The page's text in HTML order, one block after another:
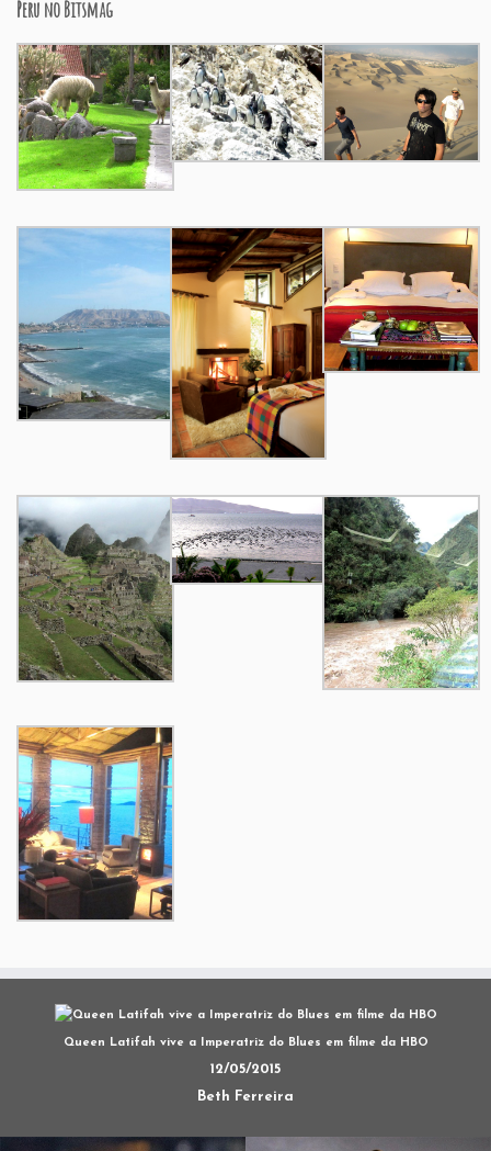
Peru no Bitsmag
Queen Latifah vive a Imperatriz do Blues em filme da HBO
12/05/2015
Beth Ferreira